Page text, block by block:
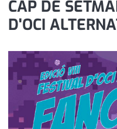
CAP DE
D'OCI